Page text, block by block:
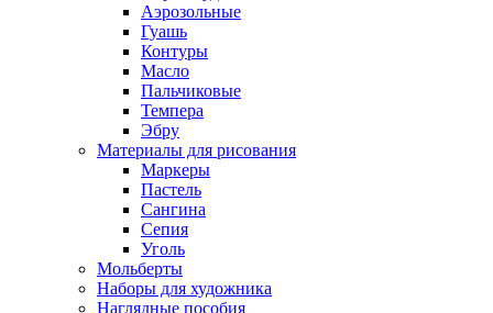
Аэрозольные
Гуашь
Контуры
Масло
Пальчиковые
Темпера
Эбру
Материалы для рисования
Маркеры
Пастель
Сангина
Сепия
Уголь
Мольберты
Наборы для художника
Наглядные пособия